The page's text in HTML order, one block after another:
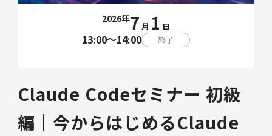
2026年7 月 1 日
13:00〜14:00 終了
Claude Codeセミナー 初級
編｜今からはじめるClaude